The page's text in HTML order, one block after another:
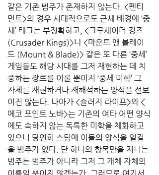
같은 기존 범주가 존재하지 않는다. <펜티
먼트>의 경우 시대적으로도 근세 배경에 ‘중
세’ 태그는 부정확하고, <크루세이더 킹즈
(Crusader Kings)>나 <마운트 앤 블레이
드 (Mount & Blade)> 같은 또 다른 ‘중세’
게임들도 해당 시대를 그저 재현하는 데 치
중하는 장르를 이룰 뿐이지 ‘중세 미학’ 그
자체를 재현하거나 재해석하는 양식을 선보
이진 않는다. 나아가 <슬러지 라이프>와 <
에코 포인트 노바>는 기존의 여타 어떤 양식
에도 속하지 않는 독특한 미학을 체화하고
있으니 당연히 스팀에 이들의 양식을 일컬
을 범주가 없다. 단 하나의 항목만을 지니는
범주는 범주가 아니라 그저 그 개체 자체의